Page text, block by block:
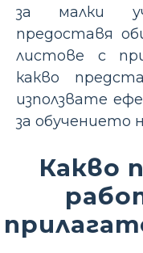
за малки
предоставя
листове с
какво
използвате
за обучението
Какво